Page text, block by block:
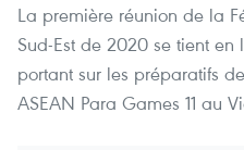
La première réunion de la
Sud-Est de 2020 se tient en
portant sur les préparatifs
ASEAN Para Games 11 au